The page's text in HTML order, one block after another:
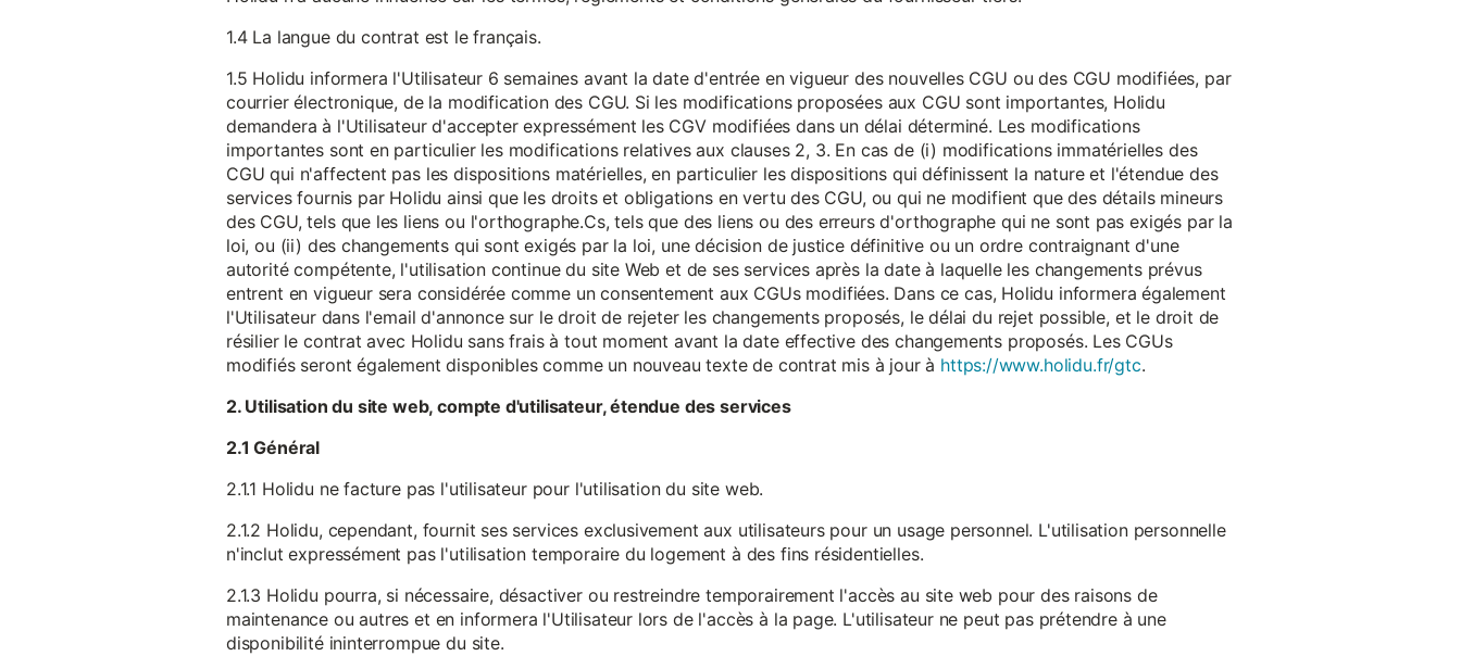
1.4 La langue du contrat est le français.
1.5 Holidu informera l'Utilisateur 6 semaines avant la date d'entrée en vigueur des nouvelles CGU ou des CGU modifiées, par
courrier électronique, de la modification des CGU. Si les modifications proposées aux CGU sont importantes, Holidu
demandera à l'Utilisateur d'accepter expressément les CGV modifiées dans un délai déterminé. Les modifications
importantes sont en particulier les modifications relatives aux clauses 2, 3. En cas de (i) modifications immatérielles des
CGU qui n'affectent pas les dispositions matérielles, en particulier les dispositions qui définissent la nature et l'étendue des
services fournis par Holidu ainsi que les droits et obligations en vertu des CGU, ou qui ne modifient que des détails mineurs
des CGU, tels que les liens ou l'orthographe.Cs, tels que des liens ou des erreurs d'orthographe qui ne sont pas exigés par la
loi, ou (ii) des changements qui sont exigés par la loi, une décision de justice définitive ou un ordre contraignant d'une
autorité compétente, l'utilisation continue du site Web et de ses services après la date à laquelle les changements prévus
entrent en vigueur sera considérée comme un consentement aux CGUs modifiées. Dans ce cas, Holidu informera également
l'Utilisateur dans l'email d'annonce sur le droit de rejeter les changements proposés, le délai du rejet possible, et le droit de
résilier le contrat avec Holidu sans frais à tout moment avant la date effective des changements proposés. Les CGUs
modifiés seront également disponibles comme un nouveau texte de contrat mis à jour à https://www.holidu.fr/gtc.
2. Utilisation du site web, compte d'utilisateur, étendue des services
2.1 Général
2.1.1 Holidu ne facture pas l'utilisateur pour l'utilisation du site web.
2.1.2 Holidu, cependant, fournit ses services exclusivement aux utilisateurs pour un usage personnel. L'utilisation personnelle
n'inclut expressément pas l'utilisation temporaire du logement à des fins résidentielles.
2.1.3 Holidu pourra, si nécessaire, désactiver ou restreindre temporairement l'accès au site web pour des raisons de
maintenance ou autres et en informera l'Utilisateur lors de l'accès à la page. L'utilisateur ne peut pas prétendre à une
disponibilité ininterrompue du site.